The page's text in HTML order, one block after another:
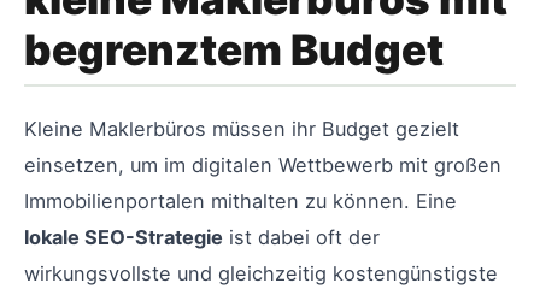
begrenztem Budget
Kleine Maklerbüros müssen ihr Budget gezielt
einsetzen, um im digitalen Wettbewerb mit großen
Immobilienportalen mithalten zu können. Eine
lokale SEO-Strategie ist dabei oft der
wirkungsvollste und gleichzeitig kostengünstigste